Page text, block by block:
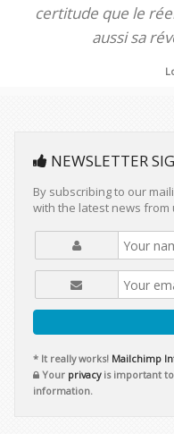
certitude que le
aussi sa
NEWSLETTER
By subscribing to our
with the latest news from
* It really works! Mailchimp
Your privacyis important to
information.